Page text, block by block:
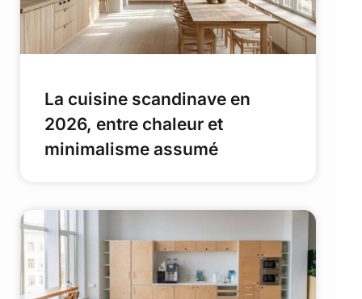
La cuisine scandinave en
2026, entre chaleur et
minimalisme assumé